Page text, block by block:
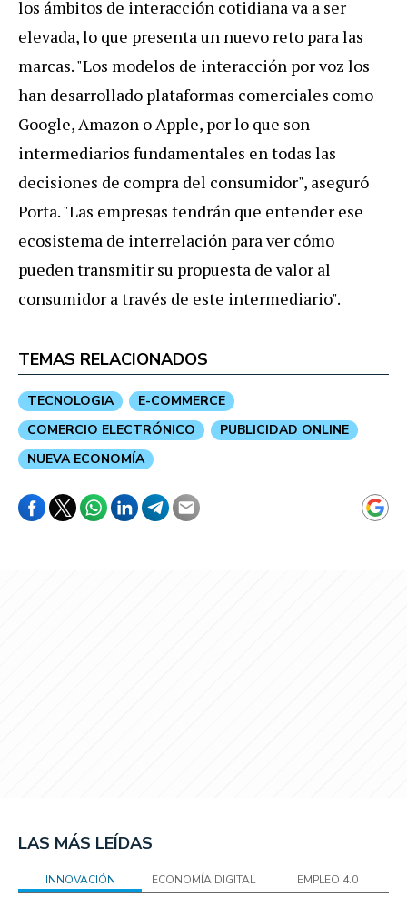
los ámbitos de interacción cotidiana va a ser
elevada, lo que presenta un nuevo reto para las
marcas. "Los modelos de interacción por voz los
han desarrollado plataformas comerciales como
Google, Amazon o Apple, por lo que son
intermediarios fundamentales en todas las
decisiones de compra del consumidor", aseguró
Porta. "Las empresas tendrán que entender ese
ecosistema de interrelación para ver cómo
pueden transmitir su propuesta de valor al
consumidor a través de este intermediario".
TEMAS RELACIONADOS
TECNOLOGIA
E-COMMERCE
COMERCIO ELECTRÓNICO
PUBLICIDAD ONLINE
NUEVA ECONOMÍA
LAS MÁS LEÍDAS
INNOVACIÓN ECONOMÍA DIGITAL EMPLEO 4.0